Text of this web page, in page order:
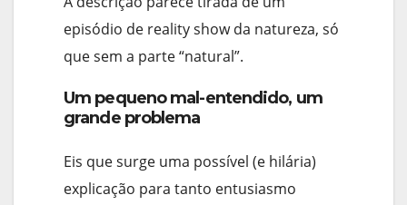
episódio de reality show da natureza, só
que sem a parte “natural”.
Um pequeno mal-entendido, um
grande problema
Eis que surge uma possível (e hilária)
explicação para tanto entusiasmo